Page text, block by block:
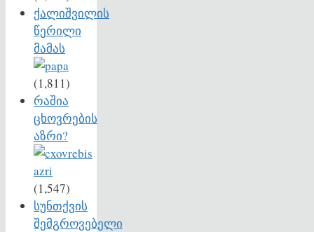
ქალიშვილის
წერილი
მამას
(1,811)
რაშია
ცხოვრების
აზრი?
(1,547)
სუნთქვის
შემგროვებელი